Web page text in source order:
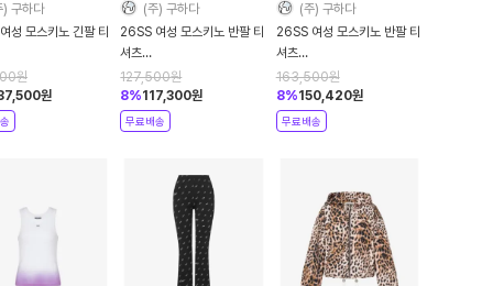
) 구하다
성 모스키노 긴팔 티
DOM
원
원
(주) 구하다
26SS 여성 모스키노 반팔 티
셔츠
AEF261K107153234AEF1023
Yellow DOM
127,500원
8%117,300원
무료배송
(주) 구하다
26SS 여성 모스키노 반팔 티
셔츠
AEF261K107113234AEF2500
Grey DOM
163,500원
8%150,420원
무료배송